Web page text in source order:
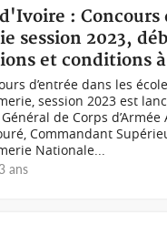
: Concours
session 2023,
et conditions
d’entrée dans les
session 2023 est
de Corps d’Armée
Commandant
Nationale...
ans